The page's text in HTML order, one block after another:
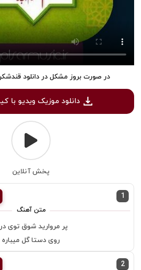
در صورت بروز مشکل در دانلود
دانلود موزیک ویدیو با
پخش آنلاین
1
پر مروارید شوق توی
روی دستا گل میباره
2